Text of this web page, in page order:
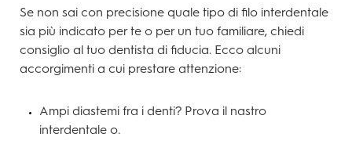
Se non sai con precisione quale tipo di filo interdentale
sia più indicato per te o per un tuo familiare, chiedi
consiglio al tuo dentista di fiducia. Ecco alcuni
accorgimenti a cui prestare attenzione:
Ampi diastemi fra i denti? Prova il nastro
interdentale o.